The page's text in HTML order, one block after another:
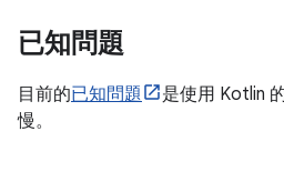
已知問題
目前的已知問題
是使用 Kotlin
慢。